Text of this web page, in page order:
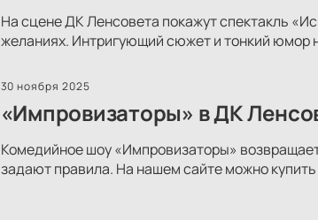
На сцене ДК Ленсовета покажут спектакль
желаниях. Интригующий сюжет и тонкий юмор
30 ноября 2025
«Импровизаторы» в ДК
Комедийное шоу «Импровизаторы»
задают правила. На нашем сайте можно